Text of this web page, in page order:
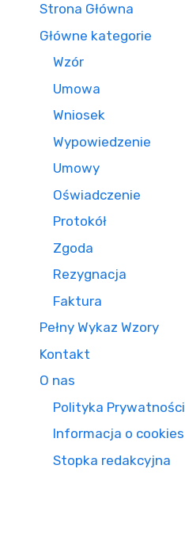
Strona Główna
Główne kategorie
Wzór
Umowa
Wniosek
Wypowiedzenie
Umowy
Oświadczenie
Protokół
Zgoda
Rezygnacja
Faktura
Pełny Wykaz Wzory
Kontakt
O nas
Polityka Prywatności
Informacja o cookies
Stopka redakcyjna